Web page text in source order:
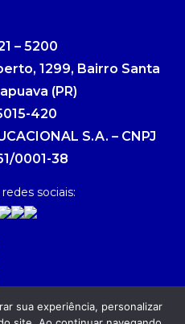
– 5200
1299, Bairro Santa
(PR)
420
S.A. – CNPJ
0001-38
sociais:
sua experiência, personalizar